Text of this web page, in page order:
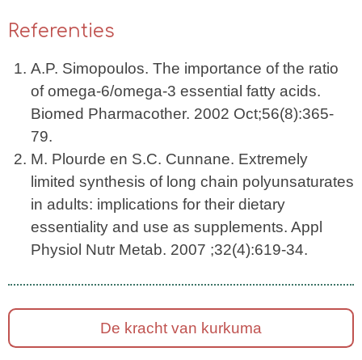
Referenties
A.P. Simopoulos. The importance of the ratio
of omega-6/omega-3 essential fatty acids.
Biomed Pharmacother. 2002 Oct;56(8):365-
79.
M. Plourde en S.C. Cunnane. Extremely
limited synthesis of long chain polyunsaturates
in adults: implications for their dietary
essentiality and use as supplements. Appl
Physiol Nutr Metab. 2007 ;32(4):619-34.
De kracht van kurkuma